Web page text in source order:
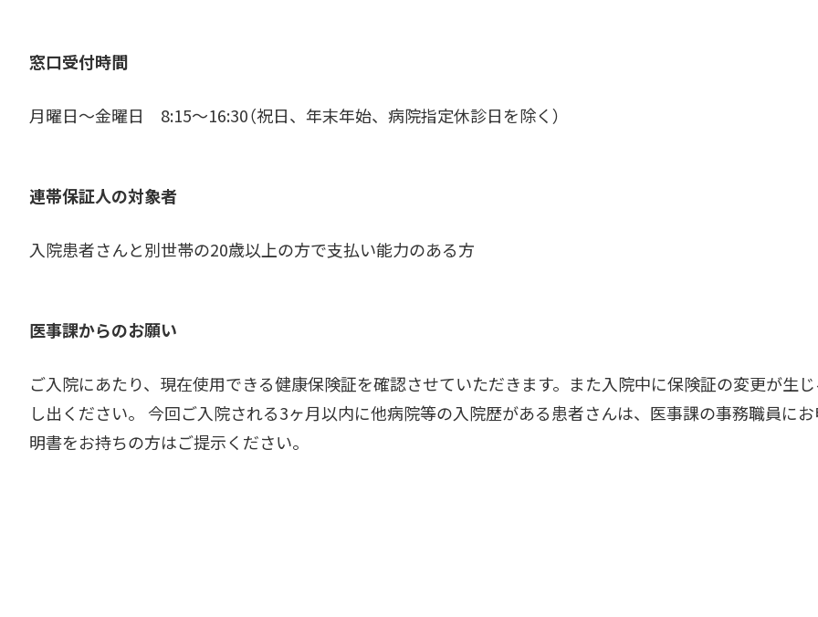
窓口受付時間
月曜日～金曜日 8:15～16:30（祝日、年末年始、病院指定休診日を除く）
連帯保証人の対象者
入院患者さんと別世帯の20歳以上の方で支払い能力のある方
医事課からのお願い
ご入院にあたり、現在使用できる健康保険証を確認させていただきます。また入院中に保険証の変更が生
し出ください。 今回ご入院される3ヶ月以内に他病院等の入院歴がある患者さんは、医事課の事務職員に
明書をお持ちの方はご提示ください。